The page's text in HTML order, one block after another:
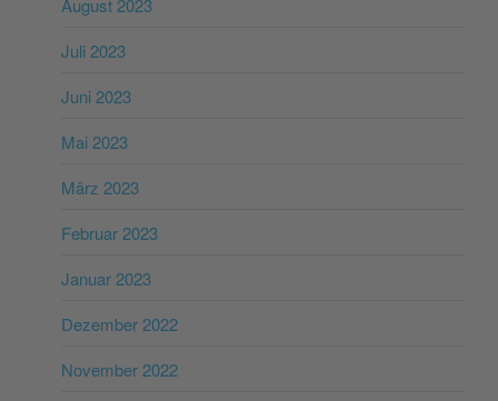
August 2023
Juli 2023
Juni 2023
Mai 2023
März 2023
Februar 2023
Januar 2023
Dezember 2022
November 2022